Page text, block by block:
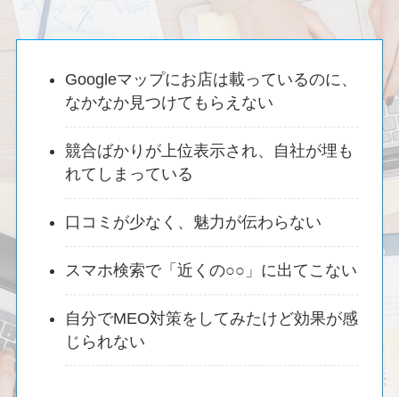
Googleマップにお店は載っているのに、
なかなか見つけてもらえない
競合ばかりが上位表示され、自社が埋も
れてしまっている
口コミが少なく、魅力が伝わらない
スマホ検索で「近くの○○」に出てこない
自分でMEO対策をしてみたけど効果が感
じられない